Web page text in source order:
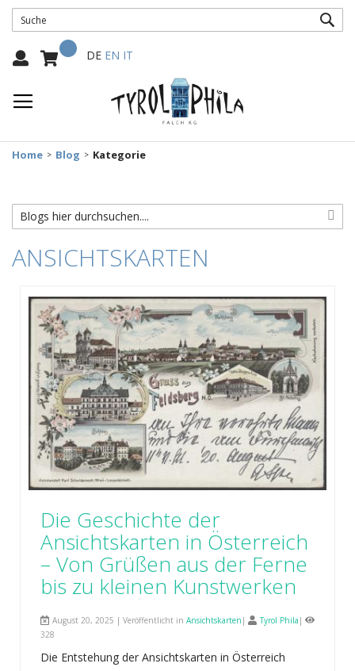
Mein Warenkorb
Select
DE EN IT
Home Blog Kategorie
ANSICHTSKARTEN
Die Geschichte der
Ansichtskarten in Österreich
– Von Grüßen aus der Ferne
bis zu kleinen Kunstwerken
August 20, 2025 | Veröffentlicht in Ansichtskarten | Tyrol Phila |
328
Die Entstehung der Ansichtskarten in Österreich